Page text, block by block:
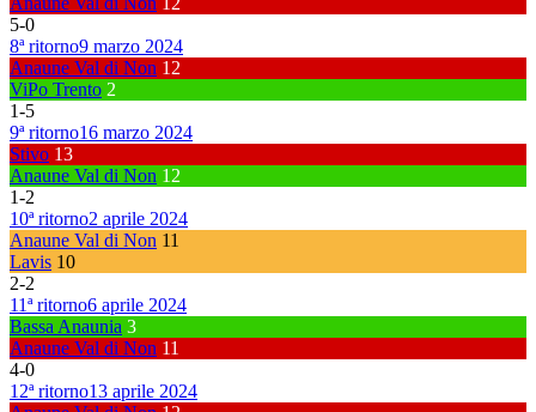
5-0
8ª ritorno9 marzo 2024
Anaune Val di Non 12
ViPo Trento 2
1-5
9ª ritorno16 marzo 2024
Stivo 13
Anaune Val di Non 12
1-2
10ª ritorno2 aprile 2024
Anaune Val di Non 11
Lavis 10
2-2
11ª ritorno6 aprile 2024
Bassa Anaunia 3
Anaune Val di Non 11
4-0
12ª ritorno13 aprile 2024